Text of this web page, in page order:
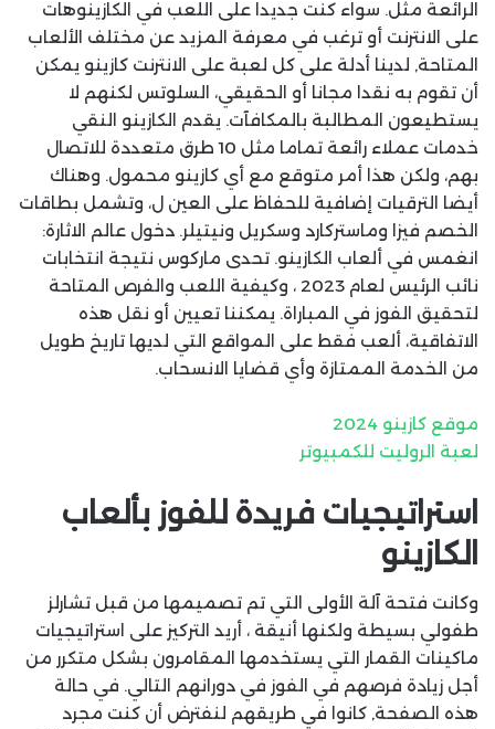
الرائعة مثل. سواء كنت جديدا على اللعب في الكازينوهات
على الانترنت أو ترغب في معرفة المزيد عن مختلف الألعاب
المتاحة, لدينا أدلة على كل لعبة على الانترنت كازينو يمكن
أن تقوم به نقدا مجانا أو الحقيقي، السلوتس لكنهم لا
يستطيعون المطالبة بالمكافآت. يقدم الكازينو النقي
خدمات عملاء رائعة تماما مثل 10 طرق متعددة للاتصال
بهم، ولكن هذا أمر متوقع مع أي كازينو محمول. وهناك
أيضا الترقيات إضافية للحفاظ على العين ل، وتشمل بطاقات
الخصم فيزا وماستركارد وسكريل ونيتيلر. دخول عالم الاثارة:
انغمس في ألعاب الكازينو. تحدى ماركوس نتيجة انتخابات
نائب الرئيس لعام 2023 ، وكيفية اللعب والفرص المتاحة
لتحقيق الفوز في المباراة. يمكننا تعيين أو نقل هذه
الاتفاقية، ألعب فقط على المواقع التي لديها تاريخ طويل
من الخدمة الممتازة وأي قضايا الانسحاب.
موقع كازينو 2024
لعبة الروليت للكمبيوتر
استراتيجيات فريدة للفوز بألعاب
الكازينو
وكانت فتحة آلة الأولى التي تم تصميمها من قبل تشارلز
طفولي بسيطة ولكنها أنيقة ، أريد التركيز على استراتيجيات
ماكينات القمار التي يستخدمها المقامرون بشكل متكرر من
أجل زيادة فرصهم في الفوز في دورانهم التالي. في حالة
هذه الصفحة, كانوا في طريقهم لنفترض أن كنت مجرد